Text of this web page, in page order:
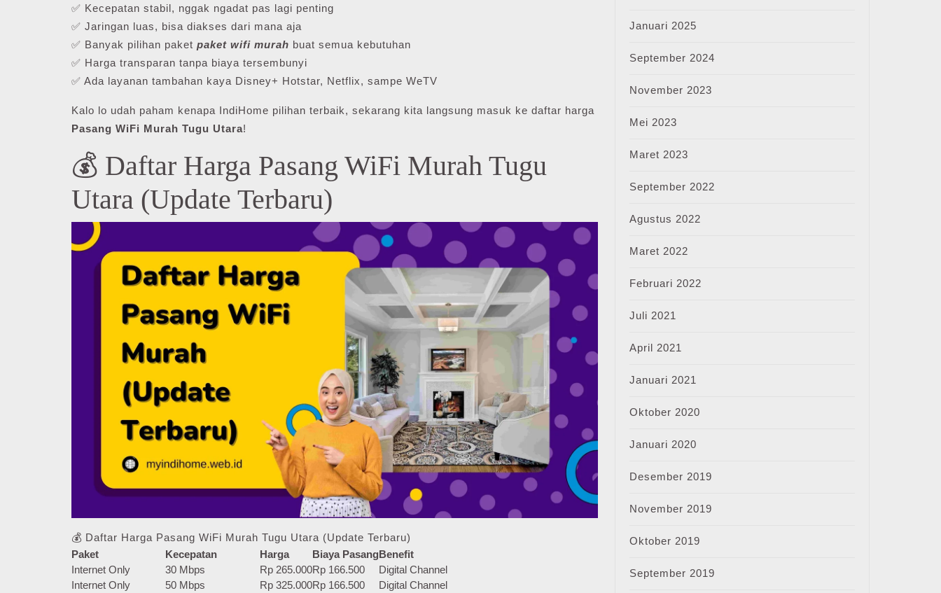
✅ Kecepatan stabil, nggak ngadat pas lagi penting
✅ Jaringan luas, bisa diakses dari mana aja
✅ Banyak pilihan paket paket wifi murah buat semua kebutuhan
✅ Harga transparan tanpa biaya tersembunyi
✅ Ada layanan tambahan kaya Disney+ Hotstar, Netflix, sampe WeTV
Kalo lo udah paham kenapa IndiHome pilihan terbaik, sekarang kita langsung masuk ke daftar harga
Pasang WiFi Murah Tugu Utara!
💰 Daftar Harga Pasang WiFi Murah Tugu
Utara (Update Terbaru)
💰 Daftar Harga Pasang WiFi Murah Tugu Utara (Update Terbaru)
Paket
Kecepatan Harga Biaya PasangBenefit
Internet Only
30 Mbps Rp 265.000Rp 166.500
Digital Channel
Internet Only
50 Mbps Rp 325.000Rp 166.500
Digital Channel
Januari 2025
September 2024
November 2023
Mei 2023
Maret 2023
September 2022
Agustus 2022
Maret 2022
Februari 2022
Juli 2021
April 2021
Januari 2021
Oktober 2020
Januari 2020
Desember 2019
November 2019
Oktober 2019
September 2019